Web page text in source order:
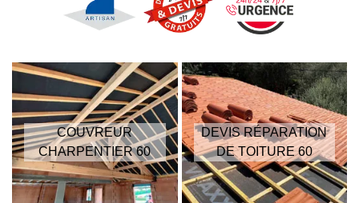
COUVREUR
CHARPENTIER 60
DEVIS RÉPARATION
DE TOITURE 60